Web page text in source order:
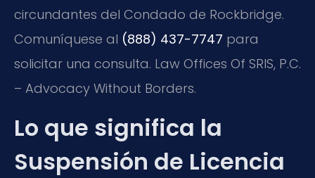
circundantes del Condado de Rockbridge.
Comuníquese al (888) 437-7747 para
solicitar una consulta. Law Offices Of SRIS, P.C.
– Advocacy Without Borders.
Lo que significa la
Suspensión de Licencia